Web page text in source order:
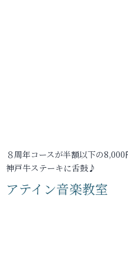
８周年コースが半額以下の8,000
神戸牛ステーキに舌鼓♪
アテイン音楽教室